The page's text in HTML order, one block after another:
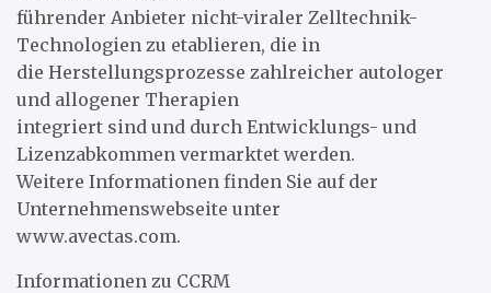
führender Anbieter nicht-viraler Zelltechnik-
Technologien zu etablieren, die in
die Herstellungsprozesse zahlreicher autologer
und allogener Therapien
integriert sind und durch Entwicklungs- und
Lizenzabkommen vermarktet werden.
Weitere Informationen finden Sie auf der
Unternehmenswebseite unter
www.avectas.com.
Informationen zu CCRM